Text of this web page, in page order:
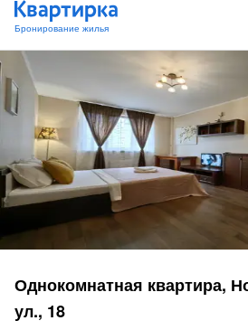
Однокомнатная квартира,
ул., 18